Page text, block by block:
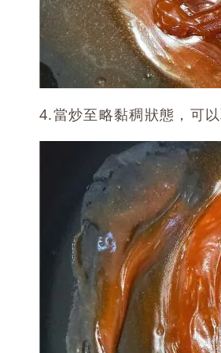
4.當炒至略黏稠狀態，可